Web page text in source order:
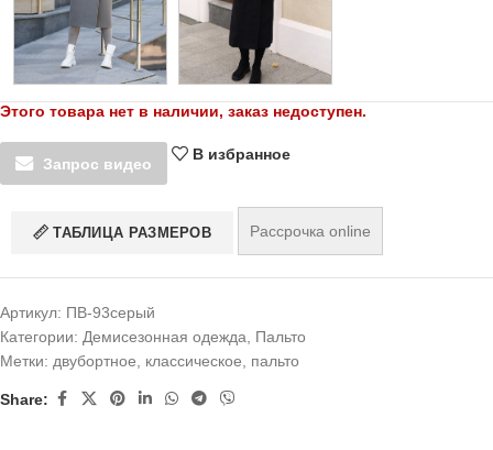
Этого товара нет в наличии, заказ недоступен.
Запрос видео
В избранное
ТАБЛИЦА РАЗМЕРОВ Рассрочка online
Артикул: ПВ-93серый
Категории: Демисезонная одежда, Пальто
Метки: двубортное, классическое, пальто
Share: